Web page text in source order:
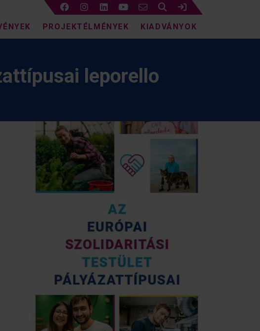
KeresésBejelentkezés
PROJEKTÉLMÉNYEK KIADVÁNYOK
leporello